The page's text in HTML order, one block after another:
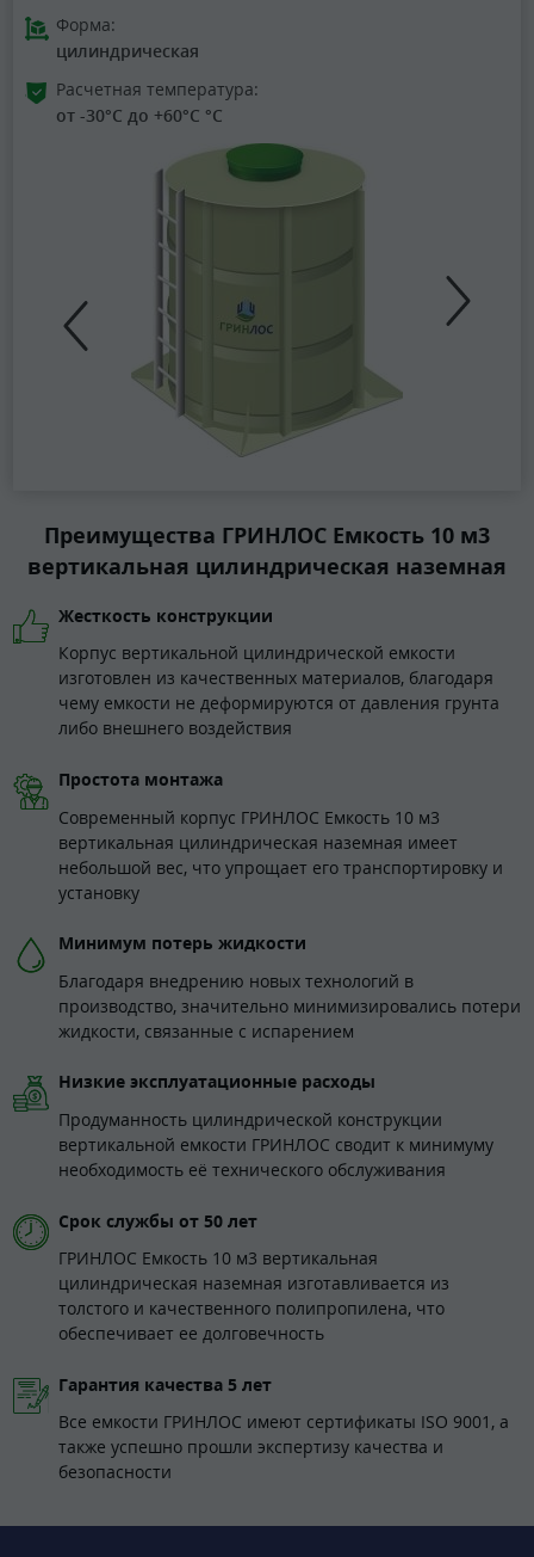
Форма:
цилиндрическая
Расчетная температура:
от -30°C до +60°C °C
Преимущества ГРИНЛОС Емкость 10 м3
вертикальная цилиндрическая наземная
Жесткость конструкции
Корпус вертикальной цилиндрической емкости
изготовлен из качественных материалов, благодаря
чему емкости не деформируются от давления грунта
либо внешнего воздействия
Простота монтажа
Современный корпус ГРИНЛОС Емкость 10 м3
вертикальная цилиндрическая наземная имеет
небольшой вес, что упрощает его транспортировку и
установку
Минимум потерь жидкости
Благодаря внедрению новых технологий в
производство, значительно минимизировались потери
жидкости, связанные с испарением
Низкие эксплуатационные расходы
Продуманность цилиндрической конструкции
вертикальной емкости ГРИНЛОС сводит к минимуму
необходимость её технического обслуживания
Срок службы от 50 лет
ГРИНЛОС Емкость 10 м3 вертикальная
цилиндрическая наземная изготавливается из
толстого и качественного полипропилена, что
обеспечивает ее долговечность
Гарантия качества 5 лет
Все емкости ГРИНЛОС имеют сертификаты ISO 9001, а
также успешно прошли экспертизу качества и
безопасности